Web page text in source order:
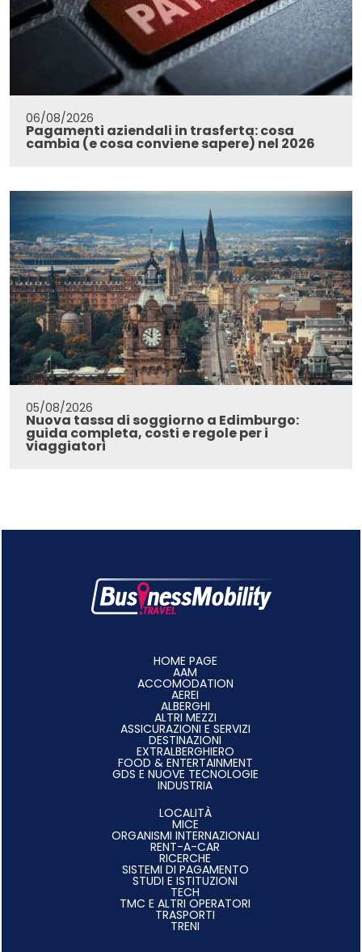
06/08/2026
Pagamenti aziendali in trasferta: cosa
cambia (e cosa conviene sapere) nel 2026
05/08/2026
Nuova tassa di soggiorno a Edimburgo:
guida completa, costi e regole per i
viaggiatori
HOME PAGE
AAM
ACCOMODATION
AEREI
ALBERGHI
ALTRI MEZZI
ASSICURAZIONI E SERVIZI
DESTINAZIONI
EXTRALBERGHIERO
FOOD & ENTERTAINMENT
GDS E NUOVE TECNOLOGIE
INDUSTRIA
LOCALITÀ
MICE
ORGANISMI INTERNAZIONALI
RENT-A-CAR
RICERCHE
SISTEMI DI PAGAMENTO
STUDI E ISTITUZIONI
TECH
TMC E ALTRI OPERATORI
TRASPORTI
TRENI